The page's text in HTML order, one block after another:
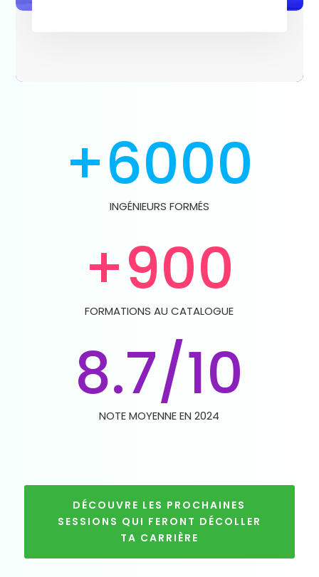
+6000
INGÉNIEURS FORMÉS
+900
FORMATIONS AU CATALOGUE
8.7/10
NOTE MOYENNE EN 2024
DÉCOUVRE LES PROCHAINES
SESSIONS QUI FERONT DÉCOLLER
TA CARRIÈRE